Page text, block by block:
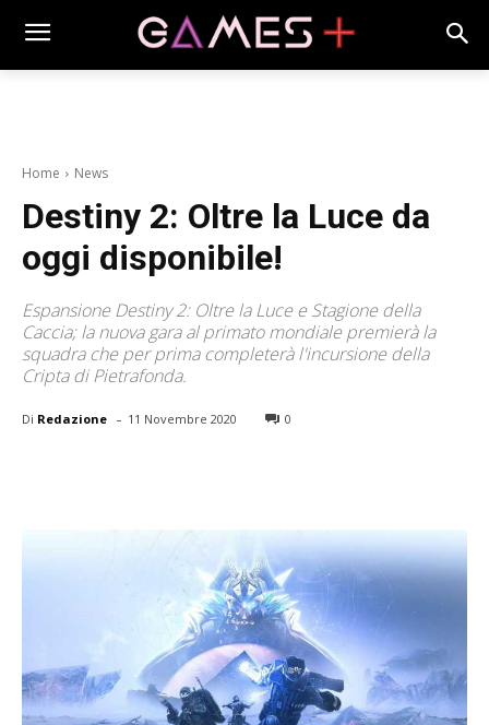
Home News
Destiny 2: Oltre la Luce da
oggi disponibile!
Espansione Destiny 2: Oltre la Luce e Stagione della
Caccia; la nuova gara al primato mondiale premierà la
squadra che per prima completerà l'incursione della
Cripta di Pietrafonda.
Di Redazione - 11 Novembre 2020 0